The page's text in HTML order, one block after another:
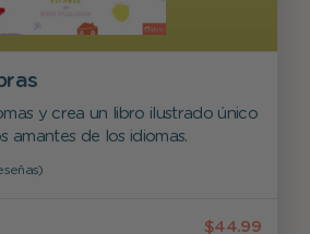
y crea un libro ilustrado único
amantes de los idiomas.
$44.99